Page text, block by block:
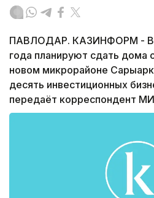
ПАВЛОДАР. КАЗИНФОРМ - В
года планируют сдать дома
новом микрорайоне
десять инвестиционных
передаёт корреспондент